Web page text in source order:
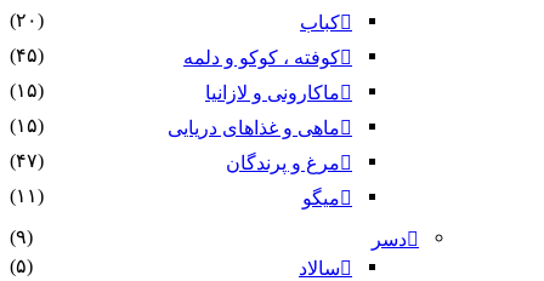
کباب
(۲۰)
کوفته ، کوکو و دلمه
(۴۵)
ماکارونی و لازانیا
(۱۵)
ماهی و غذاهای دریایی
(۱۵)
مرغ و پرندگان
(۴۷)
میگو
(۱۱)
دسر
(۹)
سالاد
(۵)